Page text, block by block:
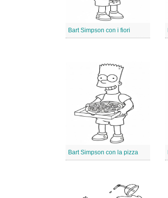
Bart Simpson con i fiori
Bart Simpson con la pizza